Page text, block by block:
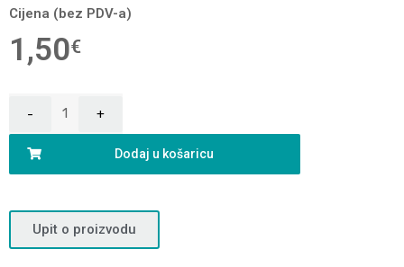
Cijena (bez PDV-a)
1,50€
Dodaj u košaricu
Upit o proizvodu